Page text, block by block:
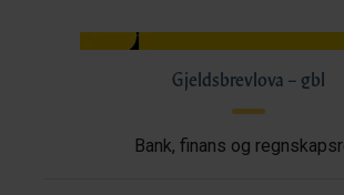
Gjeldsbrevlova – gbl
Bank, finans og